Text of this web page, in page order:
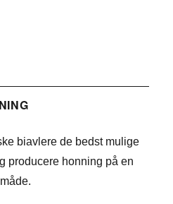
biavlere de bedst mulige
producere honning på en